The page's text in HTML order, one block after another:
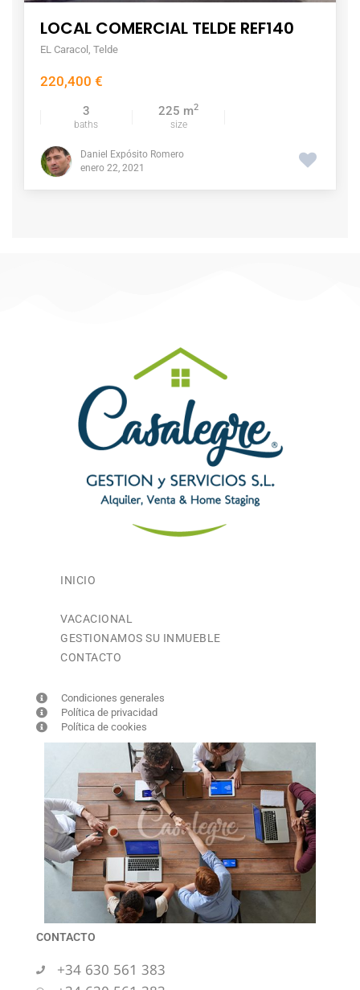
LOCAL COMERCIAL TELDE REF140
EL Caracol Telde
220,400 €
3
baths
225 m2
size
Daniel Expósito Romero
enero 22, 2021
INICIO
VACACIONAL
GESTIONAMOS SU INMUEBLE
CONTACTO
Condiciones generales
Política de privacidad
Política de cookies
CONTACTO
+34 630 561 383